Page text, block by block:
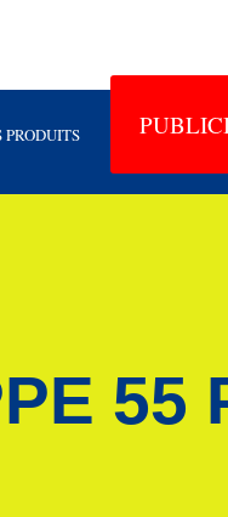
PRODUITS
55